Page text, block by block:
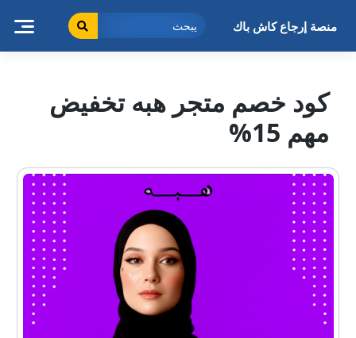
منصة إرجاع كاش باك
كود خصم متجر هبه تخفيض
مهم 15%